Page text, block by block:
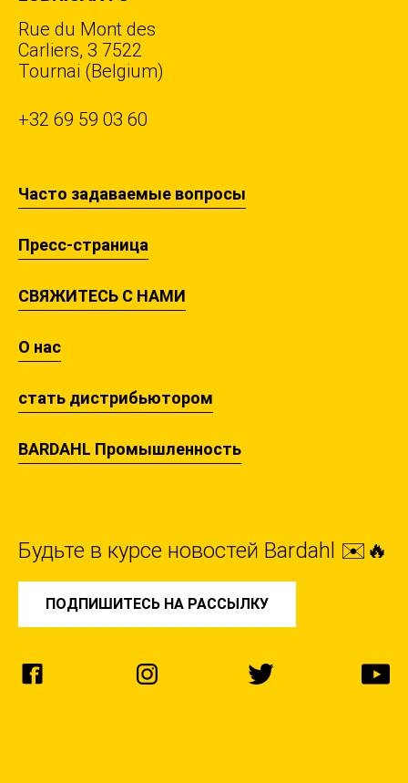
Rue du Mont des
Carliers, 3 7522
Tournai (Belgium)
+32 69 59 03 60
Часто задаваемые вопросы
Пресс-страница
СВЯЖИТЕСЬ С НАМИ
О нас
стать дистрибьютором
BARDAHL Промышленность
Будьте в курсе новостей Bardahl ✉️🔥
ПОДПИШИТЕСЬ НА РАССЫЛКУ